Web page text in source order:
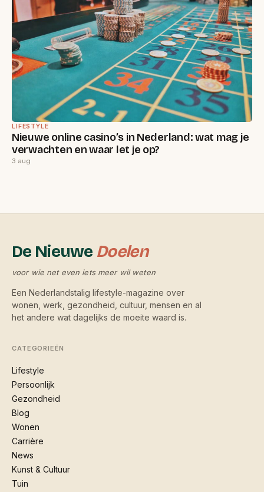
LIFESTYLE
Nieuwe online casino’s in Nederland: wat mag je
verwachten en waar let je op?
3 aug
De Nieuwe Doelen
voor wie net even iets meer wil weten
Een Nederlandstalig lifestyle-magazine over
wonen, werk, gezondheid, cultuur, mensen en al
het andere wat dagelijks de moeite waard is.
CATEGORIEËN
Lifestyle
Persoonlijk
Gezondheid
Blog
Wonen
Carrière
News
Kunst & Cultuur
Tuin